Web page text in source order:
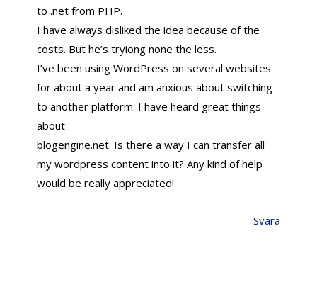
to .net from PHP.
I have always disliked the idea because of the
costs. But he’s tryiong none the less.
I’ve been using WordPress on several websites
for about a year and am anxious about switching
to another platform. I have heard great things
about
blogengine.net. Is there a way I can transfer all
my wordpress content into it? Any kind of help
would be really appreciated!
Svara